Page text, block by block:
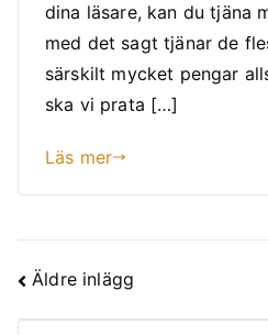
dina läsare, kan du tjäna
med det sagt tjänar de
särskilt mycket pengar
ska vi prata […]
Läs mer
Äldre inlägg